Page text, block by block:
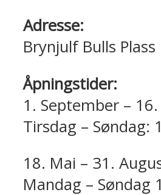
Adresse:
Brynjulf Bulls Plass
Åpningstider:
1. September –
Tirsdag – Søndag:
18. Mai – 31.
Mandag – Søndag